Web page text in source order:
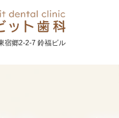
宿郷2-2-7 鈴福ビル